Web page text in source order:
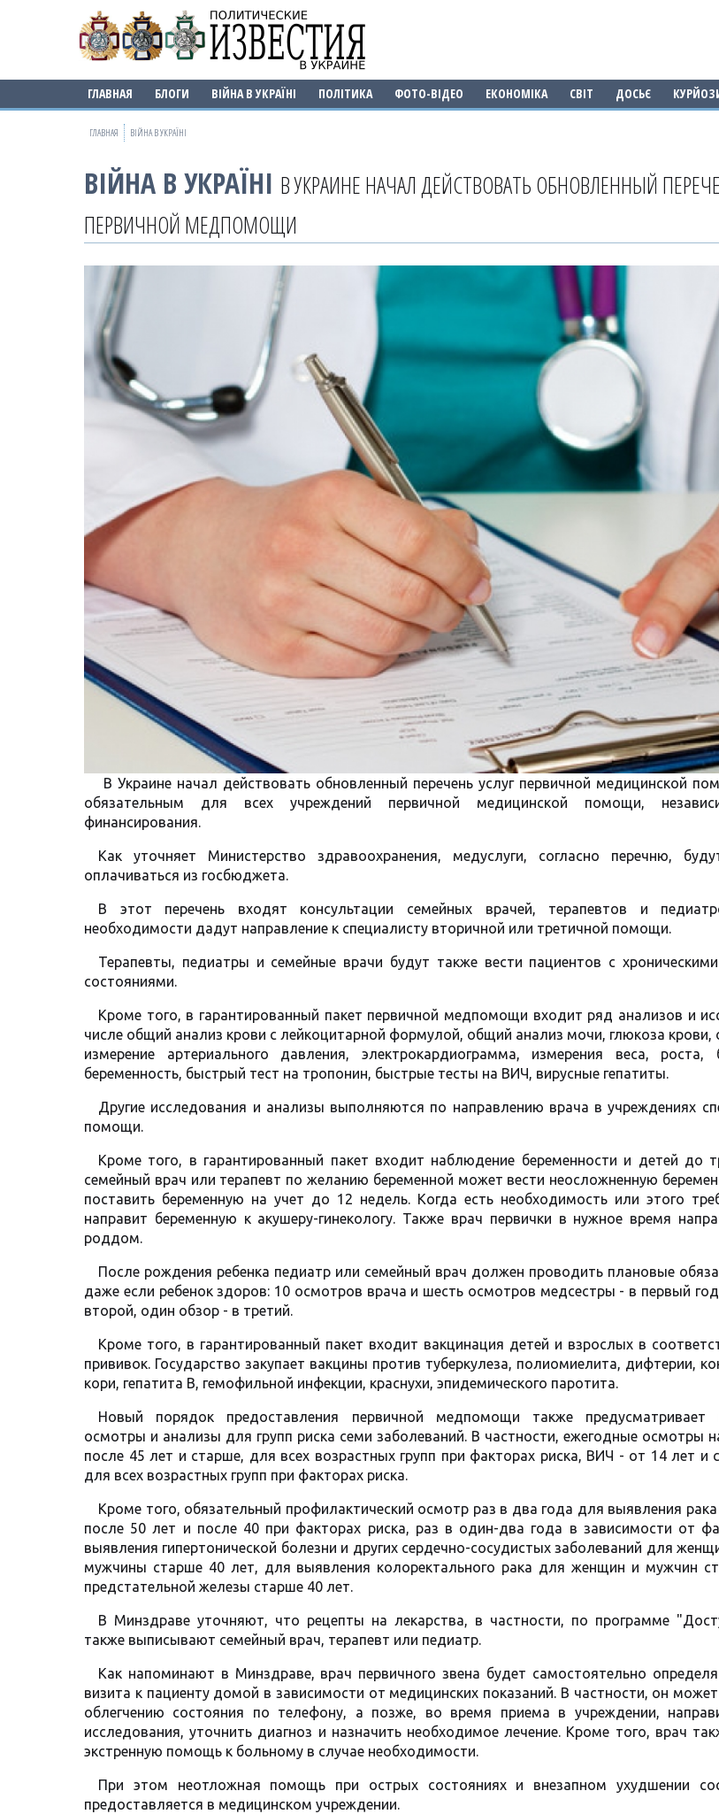
ГЛАВНАЯ БЛОГИ ВІЙНА В УКРАЇНІ ПОЛІТИКА ФОТО-ВІДЕО ЕКОНОМІКА СВІТ ДОСЬЄ
ГЛАВНАЯ ВІЙНА В УКРАЇНІ
ВІЙНА В УКРАЇНІ В УКРАИНЕ НАЧАЛ ДЕЙСТВОВАТЬ ОБНОВЛЕННЫЙ
ПЕРВИЧНОЙ МЕДПОМОЩИ
В Украине начал действовать обновленный перечень услуг первичной медицинской
обязательным для всех учреждений первичной медицинской помощи,
финансирования.
Как уточняет Министерство здравоохранения, медуслуги, согласно перечню,
оплачиваться из госбюджета.
В этот перечень входят консультации семейных врачей, терапевтов и
необходимости дадут направление к специалисту вторичной или третичной помощи.
Терапевты, педиатры и семейные врачи будут также вести пациентов с
состояниями.
Кроме того, в гарантированный пакет первичной медпомощи входит ряд анализов и
числе общий анализ крови с лейкоцитарной формулой, общий анализ мочи, глюкоза крови,
измерение артериального давления, электрокардиограмма, измерения веса,
беременность, быстрый тест на тропонин, быстрые тесты на ВИЧ, вирусные гепатиты.
Другие исследования и анализы выполняются по направлению врача в учреждениях
помощи.
Кроме того, в гарантированный пакет входит наблюдение беременности и детей до
семейный врач или терапевт по желанию беременной может вести неосложненную
поставить беременную на учет до 12 недель. Когда есть необходимость или этого
направит беременную к акушеру-гинекологу. Также врач первички в нужное время
роддом.
После рождения ребенка педиатр или семейный врач должен проводить плановые
даже если ребенок здоров: 10 осмотров врача и шесть осмотров медсестры - в первый
второй, один обзор - в третий.
Кроме того, в гарантированный пакет входит вакцинация детей и взрослых в
прививок. Государство закупает вакцины против туберкулеза, полиомиелита, дифтерии,
кори, гепатита В, гемофильной инфекции, краснухи, эпидемического паротита.
Новый порядок предоставления первичной медпомощи также предусматривает
осмотры и анализы для групп риска семи заболеваний. В частности, ежегодные осмотры
после 45 лет и старше, для всех возрастных групп при факторах риска, ВИЧ - от 14 лет и
для всех возрастных групп при факторах риска.
Кроме того, обязательный профилактический осмотр раз в два года для выявления
после 50 лет и после 40 при факторах риска, раз в один-два года в зависимости от
выявления гипертонической болезни и других сердечно-сосудистых заболеваний для
мужчины старше 40 лет, для выявления колоректального рака для женщин и мужчин
предстательной железы старше 40 лет.
В Минздраве уточняют, что рецепты на лекарства, в частности, по программе
также выписывают семейный врач, терапевт или педиатр.
Как напоминают в Минздраве, врач первичного звена будет самостоятельно
визита к пациенту домой в зависимости от медицинских показаний. В частности, он
облегчению состояния по телефону, а позже, во время приема в учреждении,
исследования, уточнить диагноз и назначить необходимое лечение. Кроме того, врач
экстренную помощь к больному в случае необходимости.
При этом неотложная помощь при острых состояниях и внезапном ухудшении
предоставляется в медицинском учреждении.